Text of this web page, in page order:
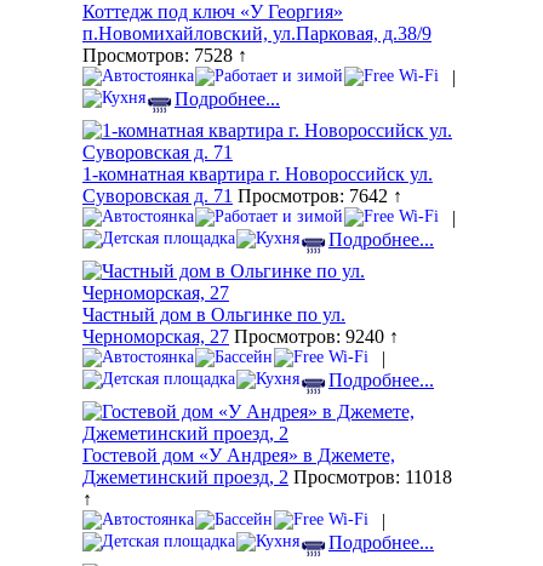
Коттедж под ключ «У Георгия»
п.Новомихайловский, ул.Парковая, д.38/9
Просмотров: 7528 ↑
|
Подробнее...
1-комнатная квартира г. Новороссийск ул.
Суворовская д. 71 Просмотров: 7642 ↑
|
Подробнее...
Частный дом в Ольгинке по ул.
Черноморская, 27 Просмотров: 9240 ↑
|
Подробнее...
Гостевой дом «У Андрея» в Джемете,
Джеметинский проезд, 2 Просмотров: 11018
↑
|
Подробнее...